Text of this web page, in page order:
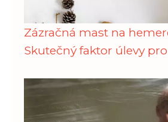
Zázračná mast na
Skutečný faktor úlevy